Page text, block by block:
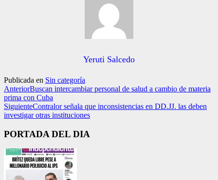
Yeruti Salcedo
Publicada en Sin categoría
AnteriorBuscan intercambiar personal de salud a cambio de materia
prima con Cuba
SiguienteContralor señala que inconsistencias en DD.JJ. las deben
investigar otras instituciones
PORTADA DEL DIA